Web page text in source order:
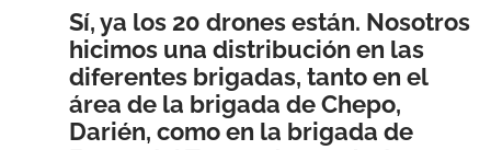
Sí, ya los 20 drones están. Nosotros
hicimos una distribución en las
diferentes brigadas, tanto en el
área de la brigada de Chepo,
Darién, como en la brigada de